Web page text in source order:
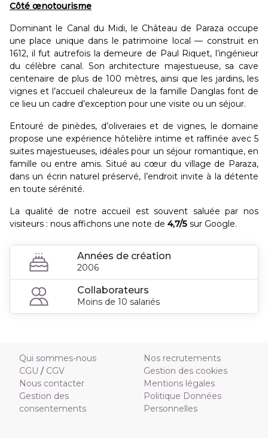
Côté œnotourisme
Dominant le Canal du Midi, le Château de Paraza occupe
une place unique dans le patrimoine local — construit en
1612, il fut autrefois la demeure de Paul Riquet, l’ingénieur
du célèbre canal. Son architecture majestueuse, sa cave
centenaire de plus de 100 mètres, ainsi que les jardins, les
vignes et l’accueil chaleureux de la famille Danglas font de
ce lieu un cadre d’exception pour une visite ou un séjour.
Entouré de pinèdes, d’oliveraies et de vignes, le domaine
propose une expérience hôtelière intime et raffinée avec 5
suites majestueuses, idéales pour un séjour romantique, en
famille ou entre amis. Situé au cœur du village de Paraza,
dans un écrin naturel préservé, l’endroit invite à la détente
en toute sérénité.
La qualité de notre accueil est souvent saluée par nos
visiteurs : nous affichons une note de 4,7/5 sur Google.
Années de création
2006
Collaborateurs
Moins de 10 salariés
Qui sommes-nous
CGU / CGV
Nous contacter
Gestion des
consentements
Nos recrutements
Gestion des cookies
Mentions légales
Politique Données
Personnelles